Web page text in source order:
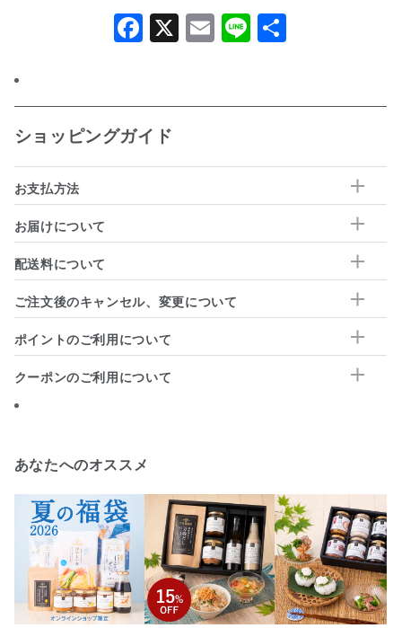
Facebook
X Email
Line
ショッピングガイド
お支払方法
お届けについて
配送料について
ご注文後のキャンセル、変更について
ポイントのご利用について
クーポンのご利用について
あなたへのオススメ